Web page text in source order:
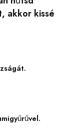
akkor kissé